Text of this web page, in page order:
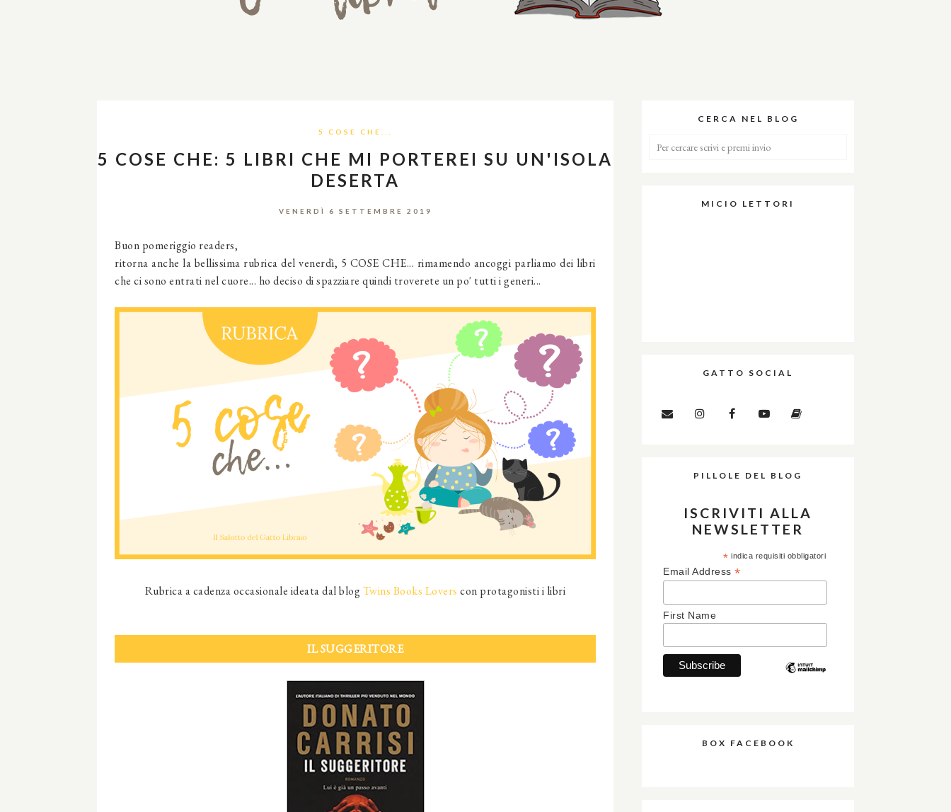
5 COSE CHE...
5 COSE CHE: 5 LIBRI CHE MI PORTEREI SU UN'ISOLA
DESERTA
VENERDÌ 6 SETTEMBRE 2019
Buon pomeriggio readers,
ritorna anche la bellissima rubrica del venerdì, 5 COSE CHE... rimamendo ancoggi parliamo dei libri
che ci sono entrati nel cuore... ho deciso di spazziare quindi troverete un po' tutti i generi...
Rubrica a cadenza occasionale ideata dal blogTwins Books Lovers con protagonisti i libri
IL SUGGERITORE
CERCA NEL BLOG
MICIO LETTORI
GATTO SOCIAL
PILLOLE DEL BLOG
ISCRIVITI ALLA
NEWSLETTER
* indica requisiti obbligatori
Email Address *
First Name
BOX FACEBOOK